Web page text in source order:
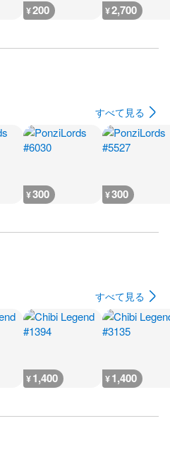
¥200 ¥2,700
すべて見る
¥300 ¥300
すべて見る
¥1,400 ¥1,400